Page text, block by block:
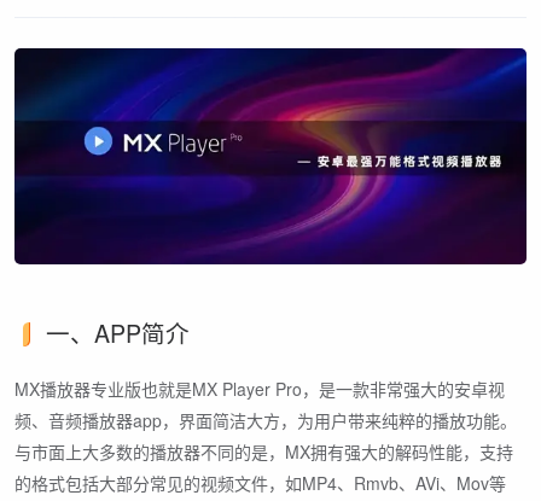
一、APP简介
MX播放器专业版也就是MX Player Pro，是一款非常强大的安卓视
频、音频播放器app，界面简洁大方，为用户带来纯粹的播放功能。
与市面上大多数的播放器不同的是，MX拥有强大的解码性能，支持
的格式包括大部分常见的视频文件，如MP4、Rmvb、AVi、Mov等